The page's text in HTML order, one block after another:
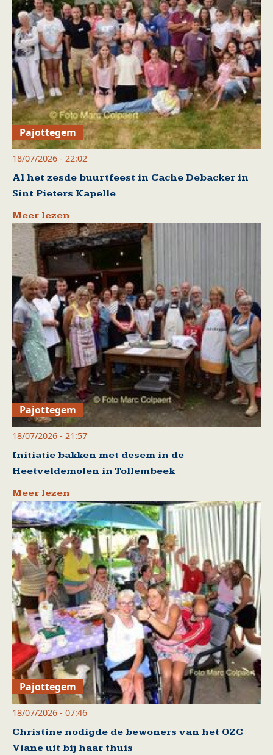
Pajottegem
18/07/2026 - 22:02
Al het zesde buurtfeest in Cache Debacker in
Sint Pieters Kapelle
Meer lezen
Pajottegem
18/07/2026 - 21:57
Initiatie bakken met desem in de
Heetveldemolen in Tollembeek
Meer lezen
Pajottegem
18/07/2026 - 07:46
Christine nodigde de bewoners van het OZC
Viane uit bij haar thuis